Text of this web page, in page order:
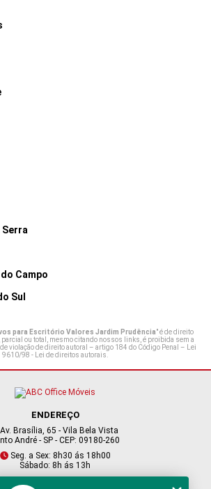
Serra
do Campo
Sul
para Escritório Valores Jardim Prudência" é de direito
parcial ou total, mesmo citando nossos links, é proibida sem a
violação de direito autoral – artigo 184 do Código Penal – Lei
9610/98 - Lei de direitos autorais.
ENDEREÇO
Av. Brasília, 65 - Vila Bela Vista
André - SP - CEP: 09180-260
Seg. a Sex: 8h30 ás 18h00
Sábado: 8h ás 13h